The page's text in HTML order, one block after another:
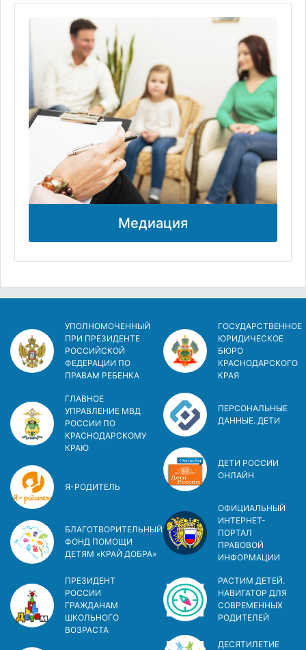
Медиация
УПОЛНОМОЧЕННЫЙ
ПРИ ПРЕЗИДЕНТЕ
РОССИЙСКОЙ
ФЕДЕРАЦИИ ПО
ПРАВАМ РЕБЕНКА
ГЛАВНОЕ
УПРАВЛЕНИЕ МВД
РОССИИ ПО
КРАСНОДАРСКОМУ
КРАЮ
Я-РОДИТЕЛЬ
БЛАГОТВОРИТЕЛЬНЫЙ
ФОНД ПОМОЩИ
ДЕТЯМ «КРАЙ ДОБРА»
ПРЕЗИДЕНТ
РОССИИ
ГРАЖДАНАМ
ШКОЛЬНОГО
ВОЗРАСТА
ГОСУДАРСТВЕННОЕ
ЮРИДИЧЕСКОЕ
БЮРО
КРАСНОДАРСКОГО
КРАЯ
ПЕРСОНАЛЬНЫЕ
ДАННЫЕ. ДЕТИ
ДЕТИ РОССИИ
ОНЛАЙН
ОФИЦИАЛЬНЫЙ
ИНТЕРНЕТ-
ПОРТАЛ
ПРАВОВОЙ
ИНФОРМАЦИИ
РАСТИМ ДЕТЕЙ.
НАВИГАТОР ДЛЯ
СОВРЕМЕННЫХ
РОДИТЕЛЕЙ
ДЕСЯТИЛЕТИЕ